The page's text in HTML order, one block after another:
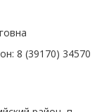
8 (39170) 34570